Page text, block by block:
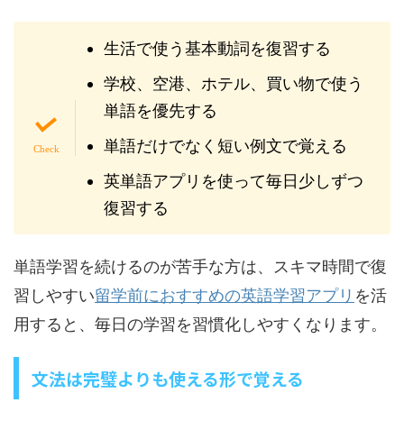
生活で使う基本動詞を復習する
学校、空港、ホテル、買い物で使う
単語を優先する
単語だけでなく短い例文で覚える
英単語アプリを使って毎日少しずつ
復習する
単語学習を続けるのが苦手な方は、スキマ時間で復
習しやすい留学前におすすめの英語学習アプリ を活
用すると、毎日の学習を習慣化しやすくなります。
文法は完璧よりも使える形で覚える